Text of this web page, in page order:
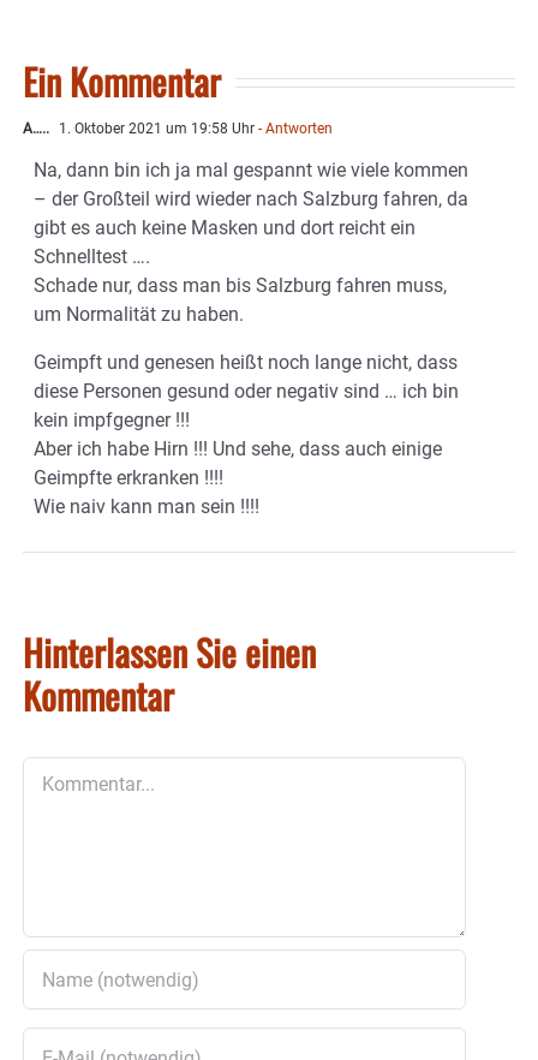
Ein Kommentar
A….. 1. Oktober 2021 um 19:58 Uhr - Antworten
Na, dann bin ich ja mal gespannt wie viele kommen
– der Großteil wird wieder nach Salzburg fahren, da
gibt es auch keine Masken und dort reicht ein
Schnelltest ….
Schade nur, dass man bis Salzburg fahren muss,
um Normalität zu haben.
Geimpft und genesen heißt noch lange nicht, dass
diese Personen gesund oder negativ sind … ich bin
kein impfgegner !!!
Aber ich habe Hirn !!! Und sehe, dass auch einige
Geimpfte erkranken !!!!
Wie naiv kann man sein !!!!
Hinterlassen Sie einen
Kommentar